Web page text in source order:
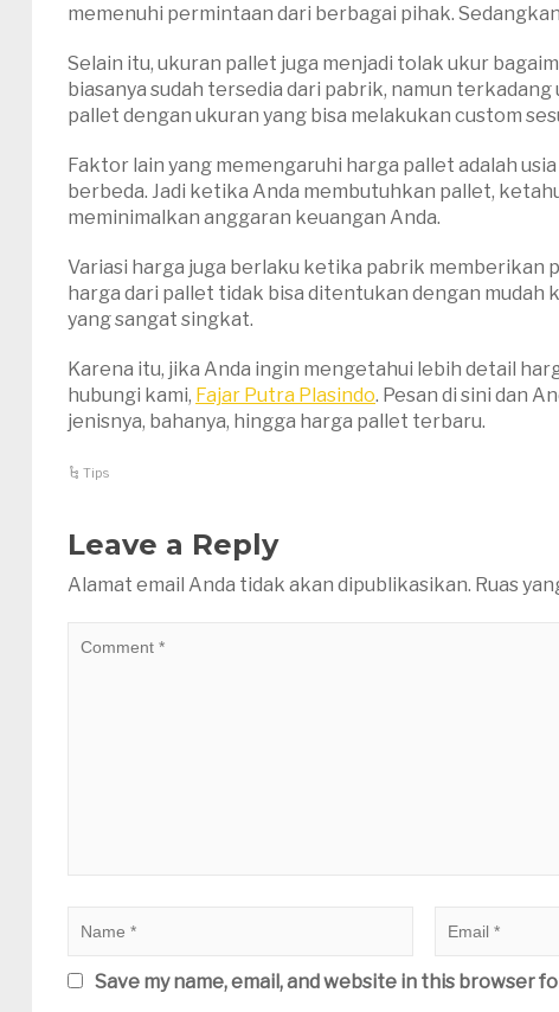
memenuhi permintaan dari berbagai pihak.
Selain itu, ukuran pallet juga menjadi tolak ukur
biasanya sudah tersedia dari pabrik, namun
pallet dengan ukuran yang bisa melakukan custom
Faktor lain yang memengaruhi harga pallet adalah
berbeda. Jadi ketika Anda membutuhkan pallet,
meminimalkan anggaran keuangan Anda.
Variasi harga juga berlaku ketika pabrik memberikan
harga dari pallet tidak bisa ditentukan dengan mudah
yang sangat singkat.
Karena itu, jika Anda ingin mengetahui lebih detail
hubungi kami, Fajar Putra Plasindo. Pesan di sini dan
jenisnya, bahanya, hingga harga pallet terbaru.
Tips
Leave a Reply
Alamat email Anda tidak akan dipublikasikan. Ruas
Save my name, email, and website in this browser